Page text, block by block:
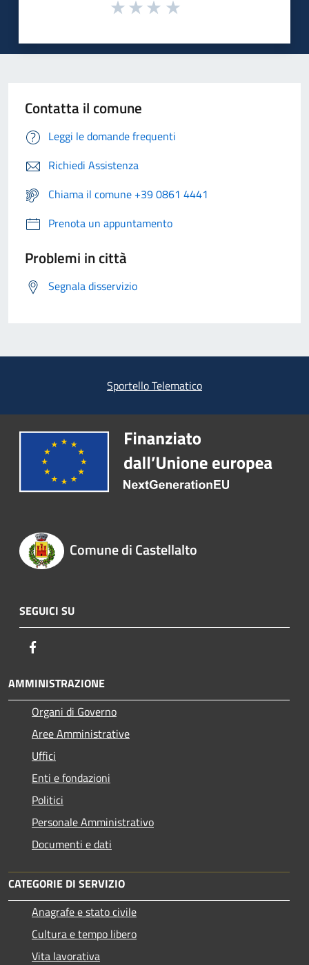
Contatta il comune
Leggi le domande frequenti
Richiedi Assistenza
Chiama il comune +39 0861 4441
Prenota un appuntamento
Problemi in città
Segnala disservizio
Sportello Telematico
Comune di Castellalto
SEGUICI SU
AMMINISTRAZIONE
Organi di Governo
Aree Amministrative
Uffici
Enti e fondazioni
Politici
Personale Amministrativo
Documenti e dati
CATEGORIE DI SERVIZIO
Anagrafe e stato civile
Cultura e tempo libero
Vita lavorativa